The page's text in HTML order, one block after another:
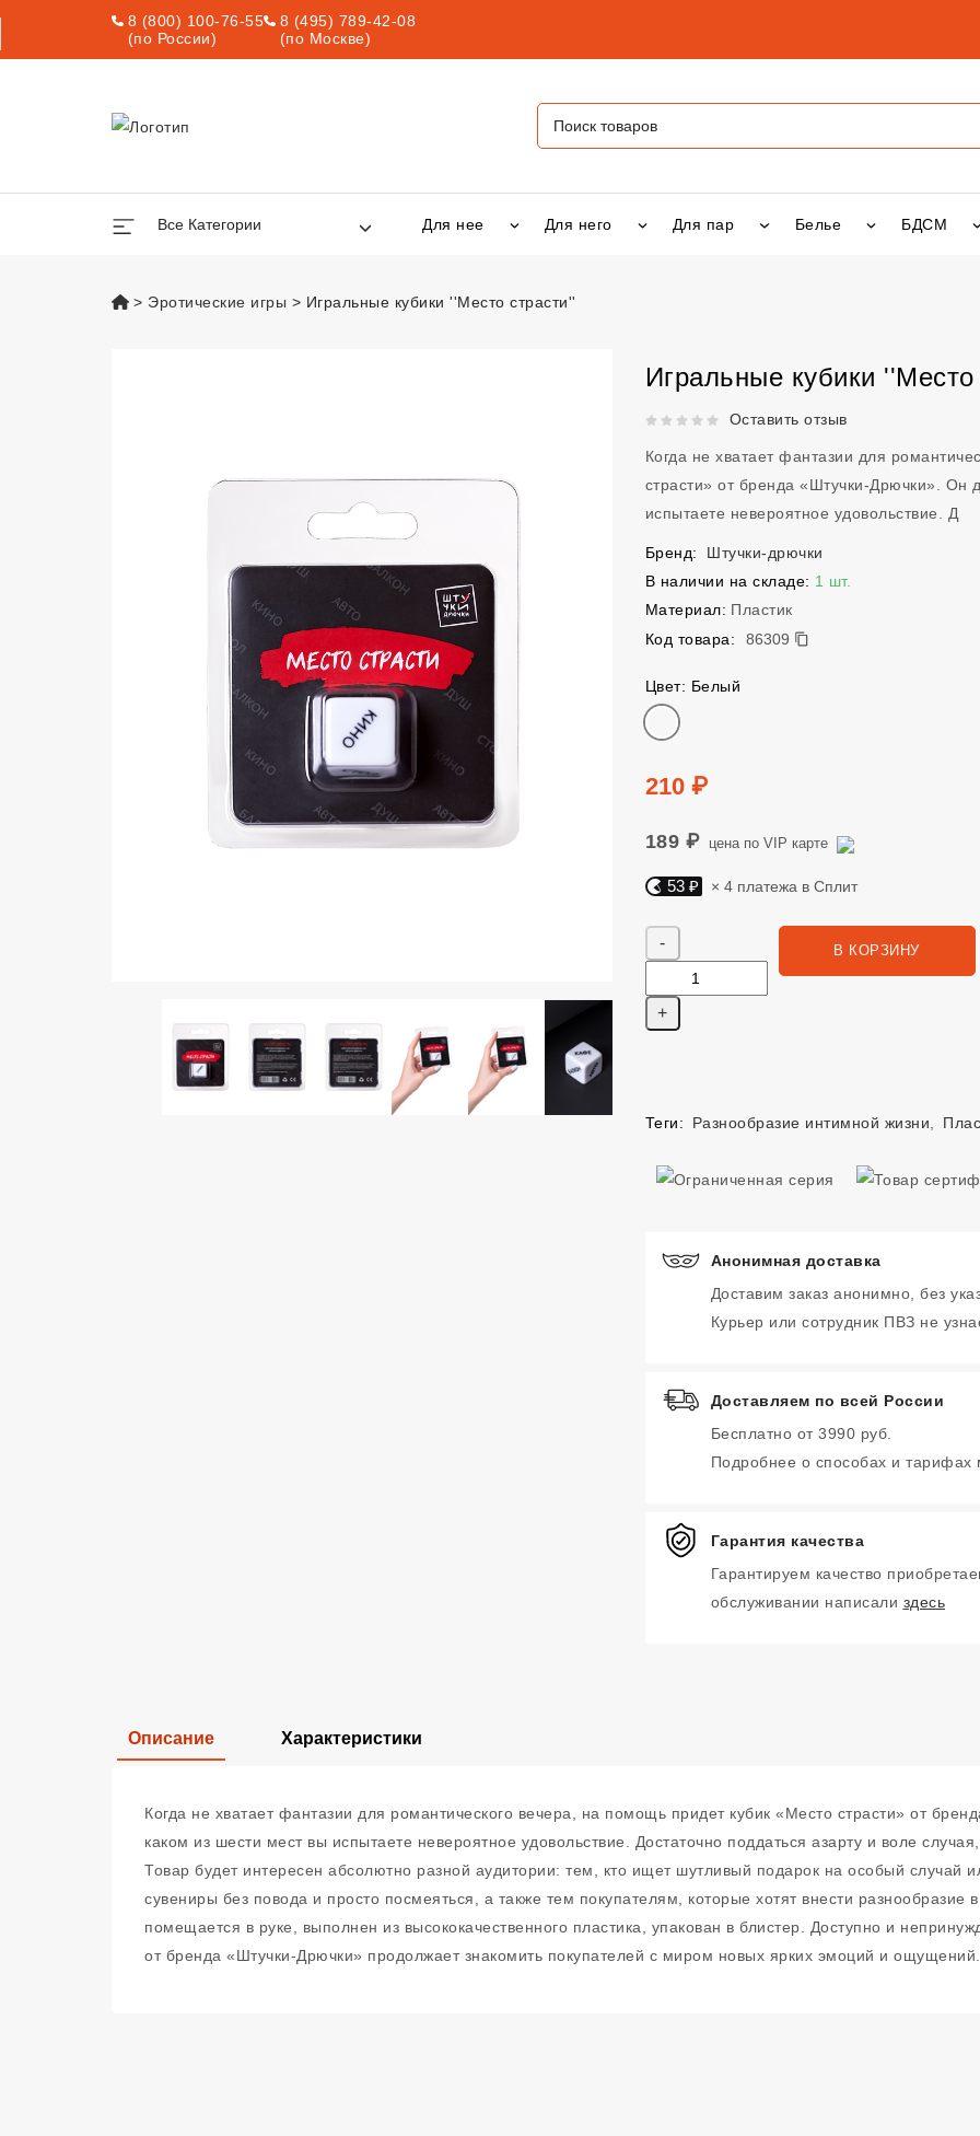
8 (800) 100-76-55
(по России)
8 (495) 789-42-08
(по Москве)
Все Категории Для нее Для него Для пар Белье БДСМ
vsexshop.ru
Эротические игры Игральные кубики ''Место страсти''
Игральные кубики ''Место
Рейтинг 5 из 5.Оставить отзыв
Когда не хватает фантазии для
страсти» от бренда «Штучки-Дрючки». Он
испытаете невероятное удовольствие. Д
Бренд:
Штучки-дрючки
В наличии на складе: 1 шт.
Материал: Пластик
Код товара:
86309
86309
Цвет: Белый
Цвет
Цена
210 ₽
189 ₽ цена по VIP карте
Яндекс Сплит. 53 руб, 4 платежа в Сплит
53 ₽ × 4 платежа в Сплит
В КОРЗИНУ
Теги: Разнообразие интимной жизни
Анонимная доставка
Доставим заказ анонимно, без
Курьер или сотрудник ПВЗ не
Доставляем по всей России
Бесплатно от 3990 руб.
Подробнее о способах и тарифах
Гарантия качества
Гарантируем качество
обслуживании написали здесь
Описание Характеристики
Когда не хватает фантазии для романтического вечера, на помощь придет кубик «Место страсти» от
каком из шести мест вы испытаете невероятное удовольствие. Достаточно поддаться азарту и воле
Товар будет интересен абсолютно разной аудитории: тем, кто ищет шутливый подарок на особый случай
сувениры без повода и просто посмеяться, а также тем покупателям, которые хотят внести
помещается в руке, выполнен из высококачественного пластика, упакован в блистер. Доступно и
от бренда «Штучки-Дрючки» продолжает знакомить покупателей с миром новых ярких эмоций и ощущений.